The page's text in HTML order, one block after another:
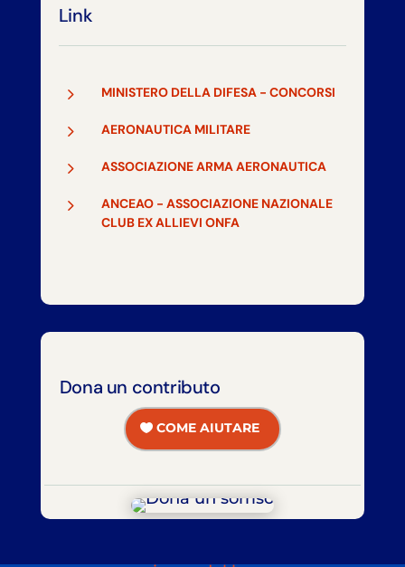
Link
5 MINISTERO DELLA DIFESA - CONCORSI
5 AERONAUTICA MILITARE
5 ASSOCIAZIONE ARMA AERONAUTICA
5
ANCEAO - ASSOCIAZIONE NAZIONALE
CLUB EX ALLIEVI ONFA
Dona un contributo
COME AIUTARE